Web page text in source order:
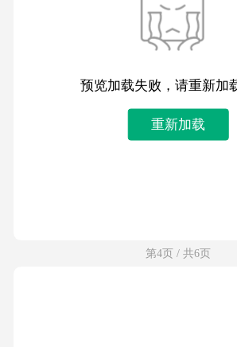
预览加载失败，请重新加
重新加载
第4页 / 共6页